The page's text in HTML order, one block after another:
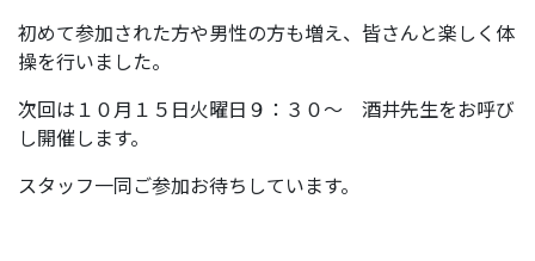
初めて参加された方や男性の方も増え、皆さんと楽しく体
操を行いました。
次回は１０月１５日火曜日９：３０～ 酒井先生をお呼び
し開催します。
スタッフ一同ご参加お待ちしています。